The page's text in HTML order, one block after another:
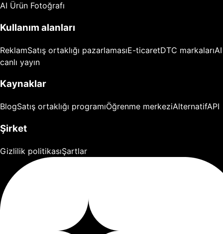
AI Ürün Fotoğrafı
Kullanım alanları
ReklamSatış ortaklığı pazarlamasıE-ticaretDTC markalarıAI
canlı yayın
Kaynaklar
BlogSatış ortaklığı programıÖğrenme merkeziAlternatifAPI
Şirket
Gizlilik politikasıŞartlar